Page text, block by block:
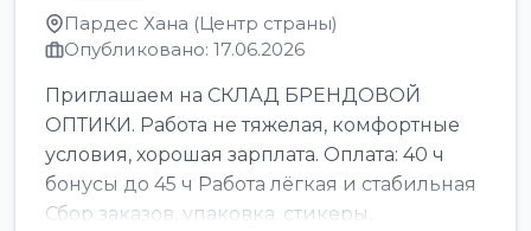
Пардес Хана (Центр страны)
Опубликовано: 17.06.2026
Приглашаем на СКЛАД БРЕНДОВОЙ
ОПТИКИ. Работа не тяжелая, комфортные
условия, хорошая зарплата. Оплата: 40 ч
бонусы до 45 ч Работа лёгкая и стабильная
Сбор заказов, упаковка, стикеры,